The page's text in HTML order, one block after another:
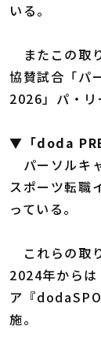
いる。
またこの取
協賛試合「パ
2026」パ・リ
▼「doda
パーソルキ
スポーツ転職
っている。
これらの取
2024年から
ア『
施。